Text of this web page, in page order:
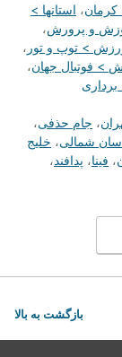
کرمان، استانها >
و پرورش،
> توپ و تور ،
> فوتبال جهان،
، جام حذفی،
شمالی، خلیج
، فینا، پدافند،
بازگشت به بالا